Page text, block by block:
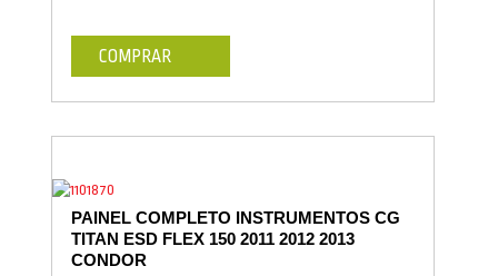
COMPRAR
PAINEL COMPLETO INSTRUMENTOS CG
TITAN ESD FLEX 150 2011 2012 2013
CONDOR